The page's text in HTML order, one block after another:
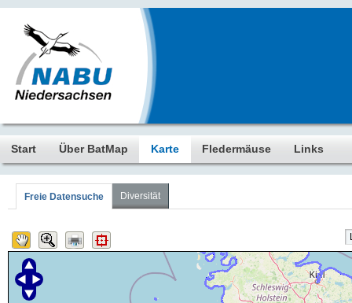
Start Über BatMap Karte Fledermäuse Links
Freie Datensuche Diversität